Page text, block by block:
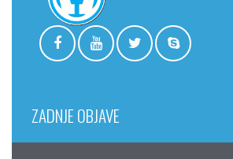
ZADNJE OBJAVE